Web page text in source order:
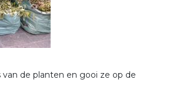
van de planten en gooi ze op de